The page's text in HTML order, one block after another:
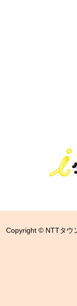
Copyright © NTTタウ